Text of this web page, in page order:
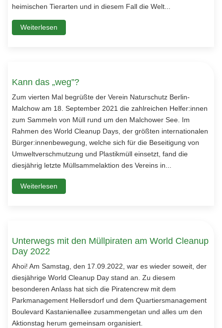
heimischen Tierarten und in diesem Fall die Welt...
Weiterlesen
Kann das „weg”?
Zum vierten Mal begrüßte der Verein Naturschutz Berlin-
Malchow am 18. September 2021 die zahlreichen Helfer:innen
zum Sammeln von Müll rund um den Malchower See. Im
Rahmen des World Cleanup Days, der größten internationalen
Bürger:innenbewegung, welche sich für die Beseitigung von
Umweltverschmutzung und Plastikmüll einsetzt, fand die
diesjährig letzte Müllsammelaktion des Vereins in...
Weiterlesen
Unterwegs mit den Müllpiraten am World Cleanup
Day 2022
Ahoi! Am Samstag, den 17.09.2022, war es wieder soweit, der
diesjährige World Cleanup Day stand an. Zu diesem
besonderen Anlass hat sich die Piratencrew mit dem
Parkmanagement Hellersdorf und dem Quartiersmanagement
Boulevard Kastanienallee zusammengetan und alles um den
Aktionstag herum gemeinsam organisiert.